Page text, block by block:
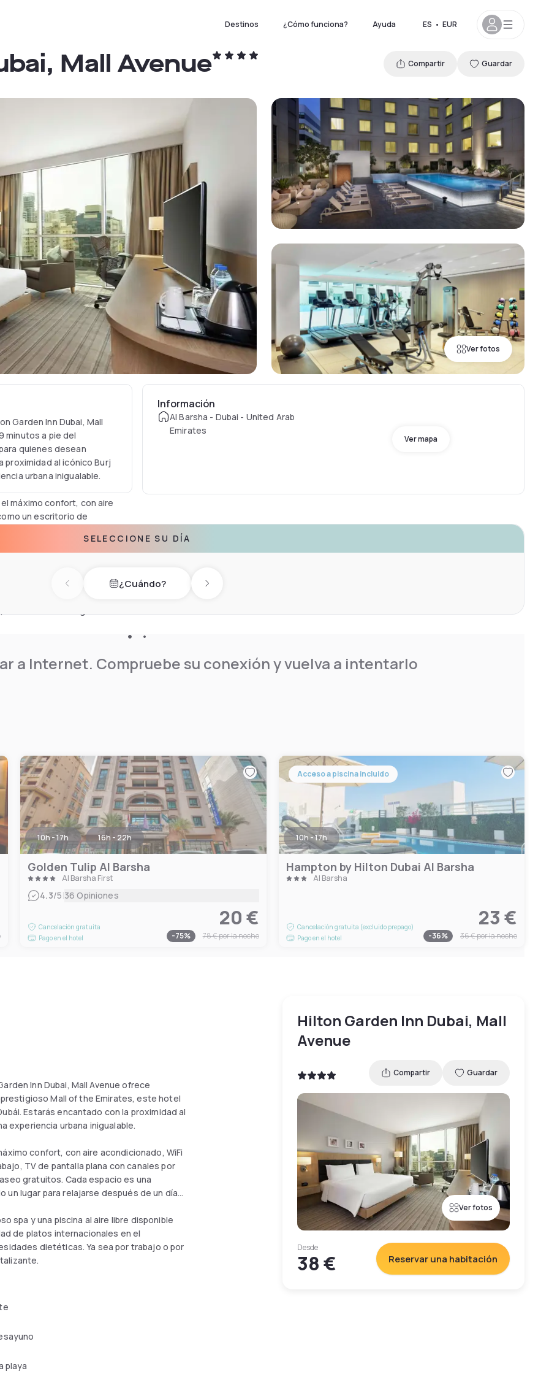
Destinos ¿Cómo funciona? Ayuda ES • EUR
Ver fotos
Mall Avenue Compartir Guardar
Garden Inn Dubai, Mall
minutos a pie del
quienes desean
proximidad al icónico Burj
urbana inigualable.
máximo confort, con aire
un escritorio de
es una combinación
para relajarse después de
o saborea una variedad
Información
Al Barsha - Dubai - United Arab
Emirates
Ver mapa
SELECCIONE SU DÍA
Previous day¿Cuándo? Next day
a Internet. Compruebe su conexión y vuelva a intentarlo
10h - 17h 16h - 22h
Golden Tulip Al Barsha
Al Barsha First
4.3/5|36 Opiniones
Cancelación gratuita
Pago en el hotel
20 €
-75% 78 €por la noche
Acceso a piscina incluido
10h - 17h
Hampton by Hilton Dubai Al Barsha
Al Barsha
Cancelación gratuita (excluido prepago)
Pago en el hotel
23 €
-36% 36 €por la noche
Inn Dubai, Mall Avenue ofrece
Mall of the Emirates, este hotel
Estarás encantado con la proximidad al
experiencia urbana inigualable.
confort, con aire acondicionado, WiFi
TV de pantalla plana con canales por
gratuitos. Cada espacio es una
un lugar para relajarse después de un día
spa y una piscina al aire libre disponible
de platos internacionales en el
dietéticas. Ya sea por trabajo o por
playa
Hilton Garden Inn Dubai, Mall
Avenue
Compartir Guardar
Ver fotos
Desde
38 € Reservar una habitación